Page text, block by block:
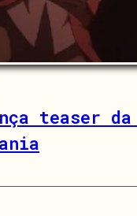
teaser